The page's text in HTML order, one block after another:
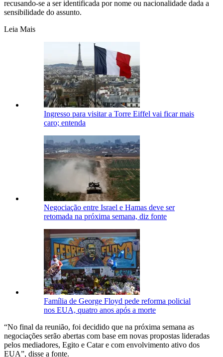
recusando-se a ser identificada por nome ou nacionalidade dada a
sensibilidade do assunto.
Leia Mais
Ingresso para visitar a Torre Eiffel vai ficar mais
caro; entenda
Negociação entre Israel e Hamas deve ser
retomada na próxima semana, diz fonte
Família de George Floyd pede reforma policial
nos EUA, quatro anos após a morte
“No final da reunião, foi decidido que na próxima semana as
negociações serão abertas com base em novas propostas lideradas
pelos mediadores, Egito e Catar e com envolvimento ativo dos
EUA”, disse a fonte.